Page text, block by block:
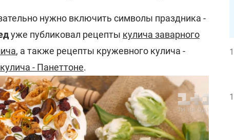
нужно включить символы праздника -
уже публиковал рецепты кулича заварного
, а также рецепты кружевного кулича -
- Панеттоне.